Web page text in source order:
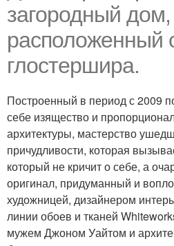
загородный дом,
расположенный
глостершира.
Построенный в период с 2009
себе изящество и
архитектуры, мастерство
причудливости, которая
который не кричит о себе, а
оригинал, придуманный и
художницей, дизайнером
линии обоев и тканей
мужем Джоном Уайтом и